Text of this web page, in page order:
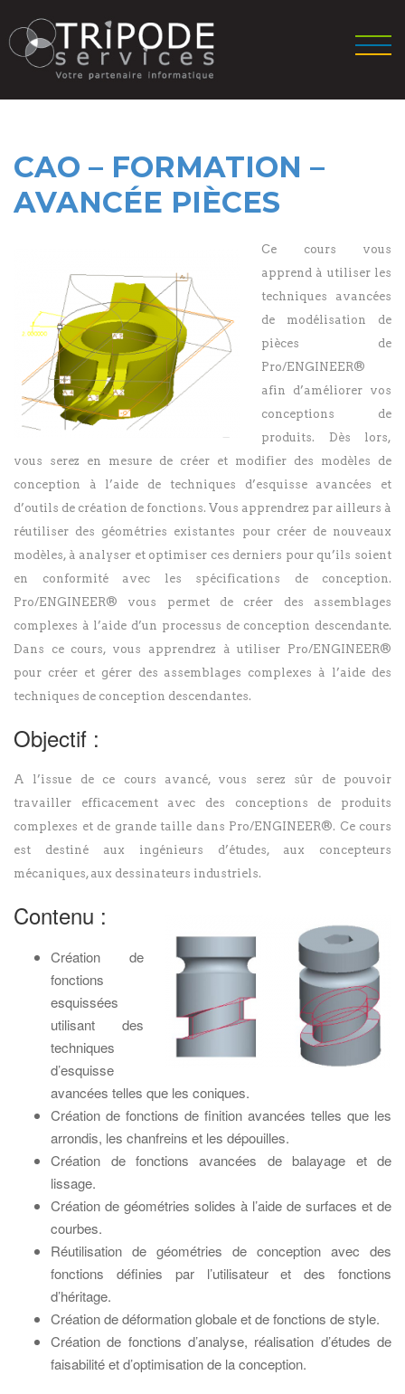
CAO – FORMATION –
AVANCÉE PIÈCES
Ce cours vous
apprend à utiliser les
techniques avancées
de modélisation de
pièces de
Pro/ENGINEER®
afin d’améliorer vos
conceptions de
produits. Dès lors,
vous serez en mesure de créer et modifier des modèles de
conception à l’aide de techniques d’esquisse avancées et
d’outils de création de fonctions. Vous apprendrez par ailleurs à
réutiliser des géométries existantes pour créer de nouveaux
modèles, à analyser et optimiser ces derniers pour qu’ils soient
en conformité avec les spécifications de conception.
Pro/ENGINEER® vous permet de créer des assemblages
complexes à l’aide d’un processus de conception descendante.
Dans ce cours, vous apprendrez à utiliser Pro/ENGINEER®
pour créer et gérer des assemblages complexes à l’aide des
techniques de conception descendantes.
Objectif :
A l’issue de ce cours avancé, vous serez sûr de pouvoir
travailler efficacement avec des conceptions de produits
complexes et de grande taille dans Pro/ENGINEER®. Ce cours
est destiné aux ingénieurs d’études, aux concepteurs
mécaniques, aux dessinateurs industriels.
Contenu :
Création de
fonctions
esquissées
utilisant des
techniques
d’esquisse
avancées telles que les coniques.
Création de fonctions de finition avancées telles que les
arrondis, les chanfreins et les dépouilles.
Création de fonctions avancées de balayage et de
lissage.
Création de géométries solides à l’aide de surfaces et de
courbes.
Réutilisation de géométries de conception avec des
fonctions définies par l’utilisateur et des fonctions
d’héritage.
Création de déformation globale et de fonctions de style.
Création de fonctions d’analyse, réalisation d’études de
faisabilité et d’optimisation de la conception.